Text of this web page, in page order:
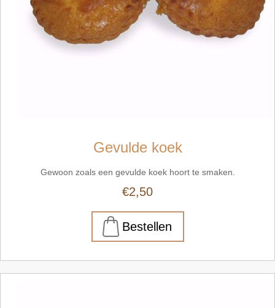
Gevulde koek
Gewoon zoals een gevulde koek hoort te smaken.
€2,50